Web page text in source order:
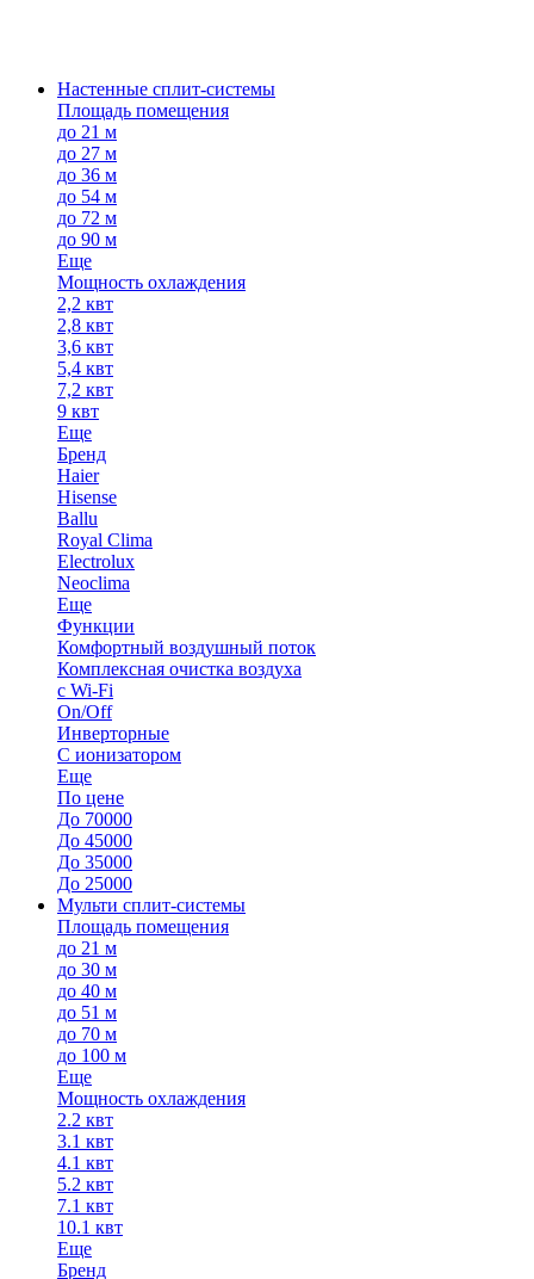
Настенные сплит-системы
Площадь помещения
до 21 м
до 27 м
до 36 м
до 54 м
до 72 м
до 90 м
Еще
Мощность охлаждения
2,2 квт
2,8 квт
3,6 квт
5,4 квт
7,2 квт
9 квт
Еще
Бренд
Haier
Hisense
Ballu
Royal Clima
Electrolux
Neoclima
Еще
Функции
Комфортный воздушный поток
Комплексная очистка воздуха
с Wi-Fi
On/Off
Инверторные
С ионизатором
Еще
По цене
До 70000
До 45000
До 35000
До 25000
Мульти сплит-системы
Площадь помещения
до 21 м
до 30 м
до 40 м
до 51 м
до 70 м
до 100 м
Еще
Мощность охлаждения
2.2 квт
3.1 квт
4.1 квт
5.2 квт
7.1 квт
10.1 квт
Еще
Бренд